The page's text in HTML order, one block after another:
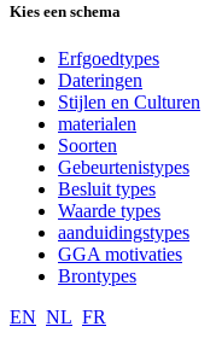
Kies een schema
Erfgoedtypes
Dateringen
Stijlen en Culturen
materialen
Soorten
Gebeurtenistypes
Besluit types
Waarde types
aanduidingstypes
GGA motivaties
Brontypes
EN NL FR